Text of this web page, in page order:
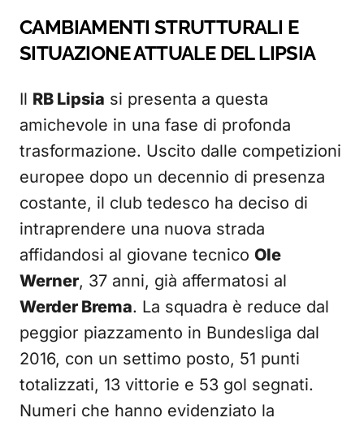
CAMBIAMENTI STRUTTURALI E
SITUAZIONE ATTUALE DEL LIPSIA
Il RB Lipsia si presenta a questa
amichevole in una fase di profonda
trasformazione. Uscito dalle competizioni
europee dopo un decennio di presenza
costante, il club tedesco ha deciso di
intraprendere una nuova strada
affidandosi al giovane tecnico Ole
Werner, 37 anni, già affermatosi al
Werder Brema. La squadra è reduce dal
peggior piazzamento in Bundesliga dal
2016, con un settimo posto, 51 punti
totalizzati, 13 vittorie e 53 gol segnati.
Numeri che hanno evidenziato la